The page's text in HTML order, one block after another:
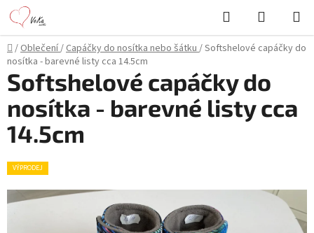
Přejít
na
obsah
Hledat
KOŠÍK
Domů
/Oblečení/Capáčky do nosítka nebo šátku/Softshelové capáčky do
nosítka - barevné listy cca 14.5cm
Softshelové capáčky do
nosítka - barevné listy cca
14.5cm
VÝPRODEJ